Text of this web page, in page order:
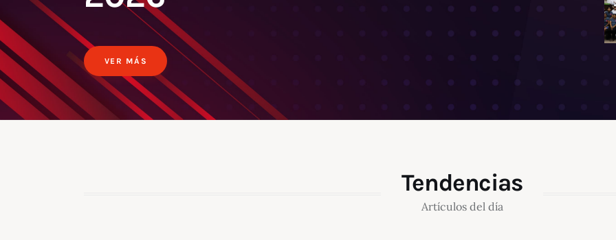
VER MÁS
Tendencias
Artículos del día